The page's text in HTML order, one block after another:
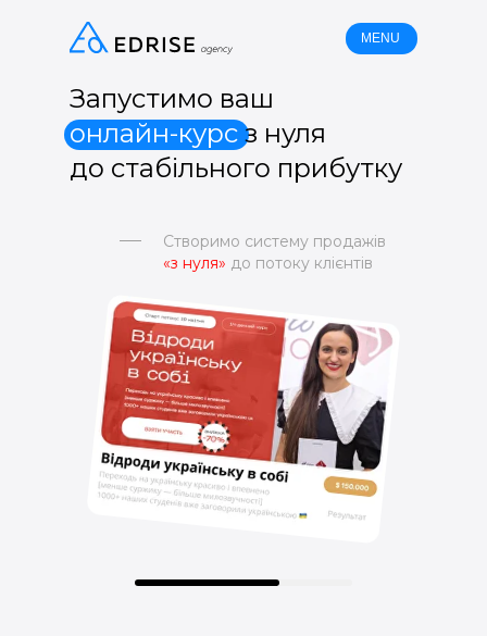
MENU
Запустимо ваш
онлайн-курсз нуля
до стабільного прибутку
Створимо систему продажів
«з нуля» до потоку клієнтів